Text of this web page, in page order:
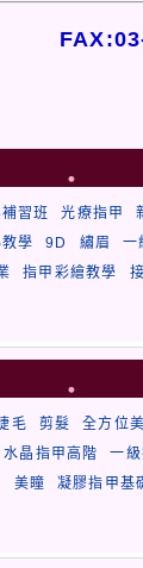
習班 光療指甲
學
9D 繡眉 一
指甲彩繪教學
毛 剪髮 全方位
水晶指甲高階
一
美瞳 凝膠指甲基